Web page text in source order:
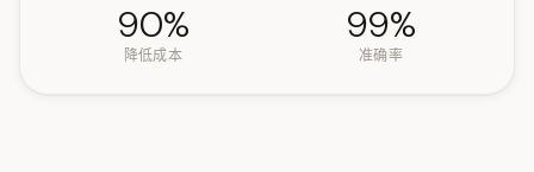
90%
降低成本
99%
准确率